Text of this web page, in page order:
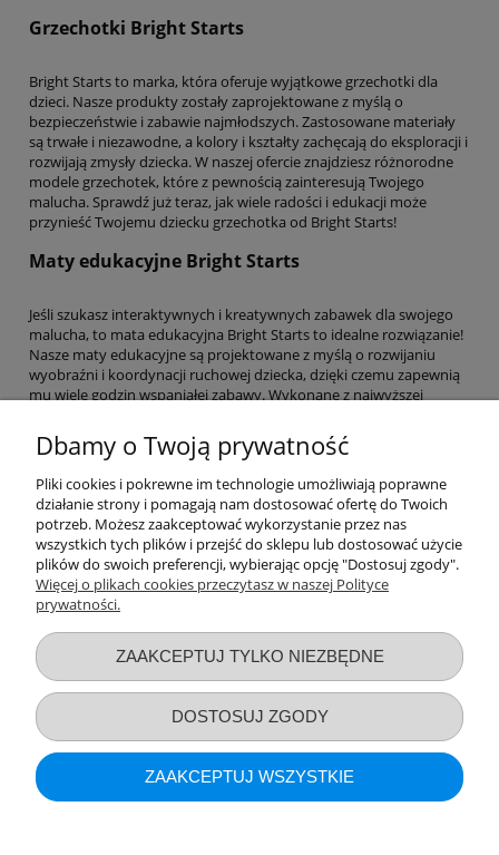
Grzechotki Bright Starts
Bright Starts to marka, która oferuje wyjątkowe grzechotki dla
dzieci. Nasze produkty zostały zaprojektowane z myślą o
bezpieczeństwie i zabawie najmłodszych. Zastosowane materiały
są trwałe i niezawodne, a kolory i kształty zachęcają do eksploracji i
rozwijają zmysły dziecka. W naszej ofercie znajdziesz różnorodne
modele grzechotek, które z pewnością zainteresują Twojego
malucha. Sprawdź już teraz, jak wiele radości i edukacji może
przynieść Twojemu dziecku grzechotka od Bright Starts!
Maty edukacyjne Bright Starts
Jeśli szukasz interaktywnych i kreatywnych zabawek dla swojego
malucha, to mata edukacyjna Bright Starts to idealne rozwiązanie!
Nasze maty edukacyjne są projektowane z myślą o rozwijaniu
wyobraźni i koordynacji ruchowej dziecka, dzięki czemu zapewnią
mu wiele godzin wspaniałej zabawy. Wykonane z najwyższej
czystości. Dostępne w różnych wersjach kolorystycznych i
tematycznych, nasze maty edukacyjne to idealny prezent dla
dziecka. Wybierz Bright Starts i pozwól swojemu maluchowi odkryć
świat zabawy!
Nie znaleziono produktów spełniających podane kryteria.
Informacje o sklepie
Dbamy o Twoją prywatność
Pliki cookies i pokrewne im technologie umożliwiają poprawne
działanie strony i pomagają nam dostosować ofertę do Twoich
potrzeb. Możesz zaakceptować wykorzystanie przez nas
wszystkich tych plików i przejść do sklepu lub dostosować użycie
plików do swoich preferencji, wybierając opcję "Dostosuj zgody".
Więcej o plikach cookies przeczytasz w naszej Polityce
prywatności.
ZAAKCEPTUJ TYLKO NIEZBĘDNE
DOSTOSUJ ZGODY
ZAAKCEPTUJ WSZYSTKIE